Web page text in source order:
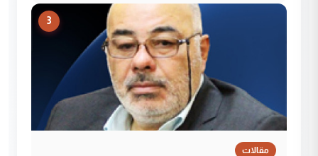
3
مقالات